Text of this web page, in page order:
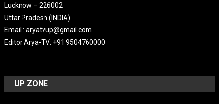
Lucknow – 226002
Uttar Pradesh (INDIA).
Email : aryatvup@gmail.com
Editor Arya-TV: +91 9504760000
UP ZONE